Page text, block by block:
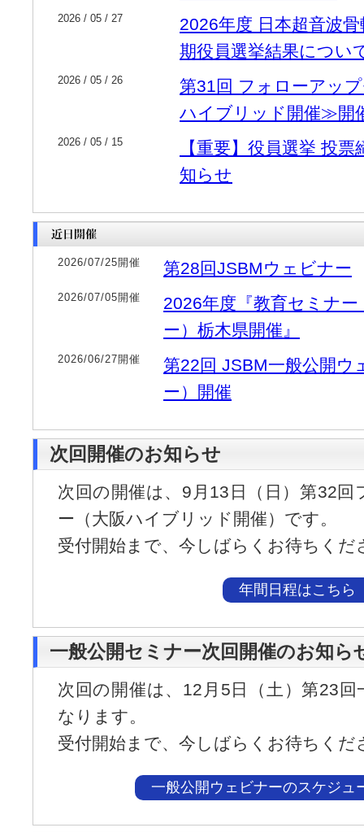
2026 / 05 / 27
2026年度 日本超音波
期役員選挙結果につい
2026 / 05 / 26
第31回 フォローアッ
ハイブリッド開催≫開
2026 / 05 / 15
【重要】役員選挙 投
知らせ
2026/07/25開催 第28回JSBMウェビナー
2026/07/05開催
2026年度『教育セミナ
ー）栃木県開催』
2026/06/27開催
第22回 JSBM一般公開ウ
ー）開催
次回開催のお知らせ
次回の開催は、9月13日（日）第32
ー（大阪ハイブリッド開催）です。
受付開始まで、今しばらくお待ちくだ
年間日程はこちら
一般公開セミナー次回開催のお知ら
次回の開催は、12月5日（土）第23
なります。
受付開始まで、今しばらくお待ちくだ
一般公開ウェビナーのスケジュ